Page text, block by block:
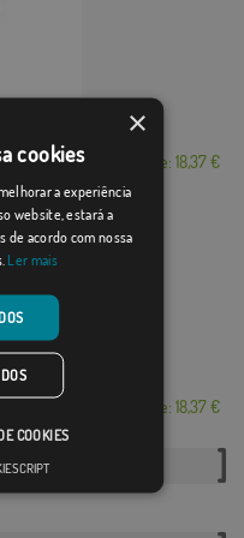
Desde: 18,37 €
Desde: 18,37 €
×
cookies
a experiência
website, estará a
de acordo com nossa
Ler mais
COOKIES